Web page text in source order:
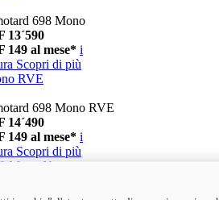
698 Mono
13´590
149 al mese* i
Scopri di più
RVE
698 Mono RVE
14´490
149 al mese* i
Scopri di più
Mono Nera
698 Mono Nera